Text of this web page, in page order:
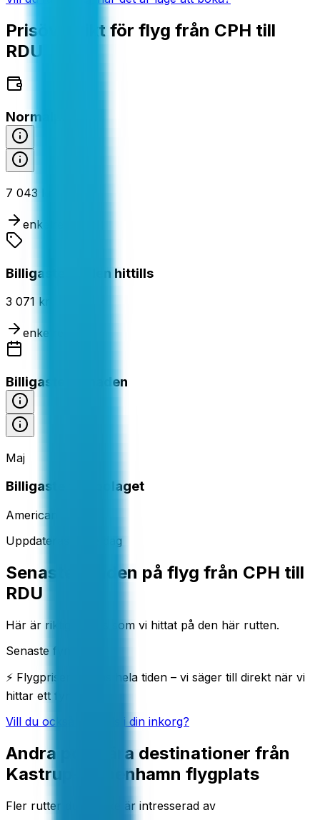
Prisöversikt för flyg från CPH till
RDU
Normalpris
7 043 kr
enkelresa
Billigaste dealen hittills
3 071 kr
enkelresa
Billigaste månaden
Maj
Billigaste flygbolaget
American
Uppdateras varje dag
Senaste fynden på flyg från CPH till
RDU
Här är riktiga deals som vi hittat på den här rutten.
Senaste fynd
⚡ Flygpriser ändras hela tiden – vi säger till direkt när vi
hittar ett fynd.
Vill du också få deals i din inkorg?
Andra populära destinationer från
Kastrup-Köpenhamn flygplats
Fler rutter du kanske är intresserad av